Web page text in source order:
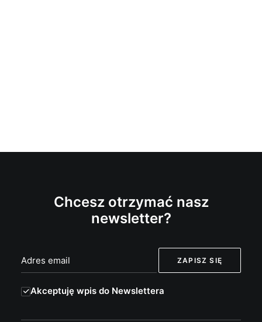
Chcesz otrzymać nasz
newsletter?
Akceptuję wpis do Newslettera